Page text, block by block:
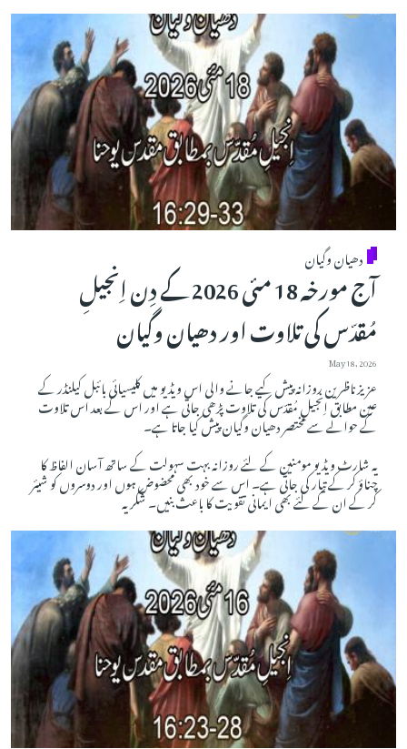
دھیان وگیان
آج مورخہ 18 مئی 2026 کے دِن اِنجیلِ
مُقدّس کی تلاوت اور دھیان وگیان
May 18, 2026
عزیز ناظرین روزانہ پیش کیے جانے والی اس ویڈیو میں کلیسیائی بائبل کیلنڈر کے
عین مطابق اِنجیلِ مُقدّس کی تلاوت پڑھی جاتی ہے اور اس کے بعد اس تلاوت
کے حوالے سے مختصر دھیان وگیان پیش کیا جاتا ہے۔
یہ شارٹ ویڈیو مومنین کے لئے روزانہ بہت سہولت کے ساتھ آسان الفاظ کا
چناؤ کر کے تیار کی جاتی ہے۔ اس سے خود بھی محضوض ہوں اور دوسروں کو شیئر
کر کے ان کے لئے بھی ایمانی تقویت کا باعث بنیں۔ شکریہ